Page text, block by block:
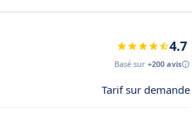
4.7
Basé sur +200 avis
Tarif sur demande